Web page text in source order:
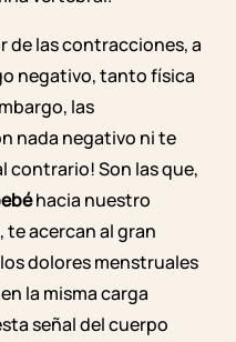
de las contracciones, a
negativo, tanto física
las
nada negativo ni te
contrario! Son las que,
hacia nuestro
te acercan al gran
dolores menstruales
la misma carga
señal del cuerpo